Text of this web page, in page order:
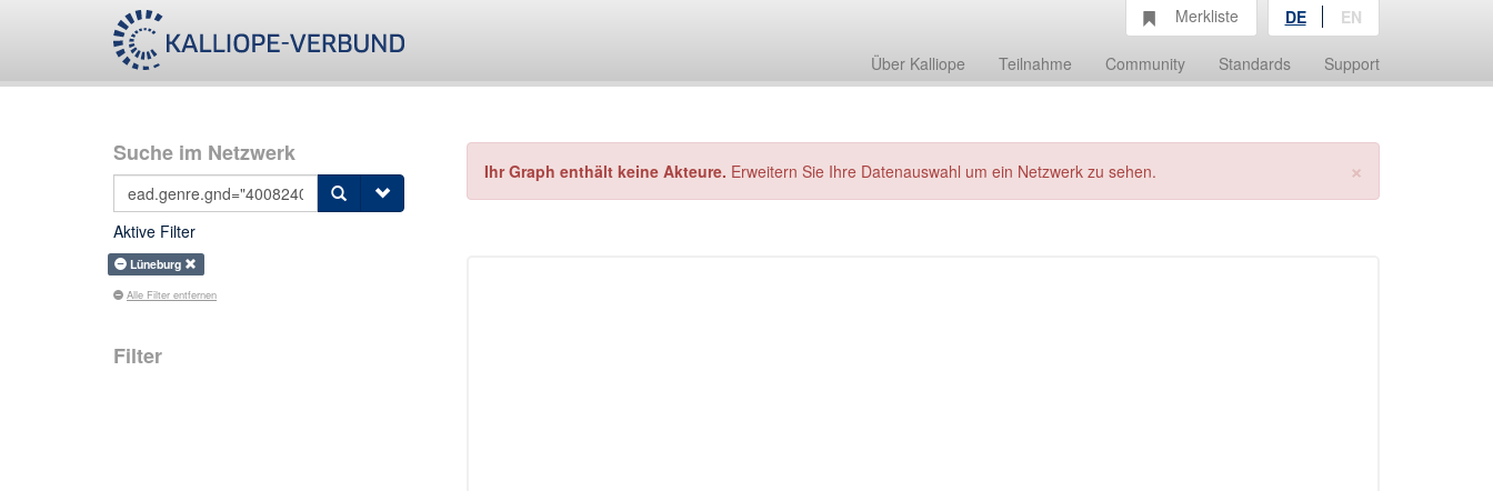
Über Kalliope Teilnahme Community Standards Support
Merkliste DE EN
Suche im Netzwerk
Aktive Filter
Lüneburg
Alle Filter entfernen
Filter
×
Ihr Graph enthält keine Akteure. Erweitern Sie Ihre Datenauswahl um ein Netzwerk zu sehen.